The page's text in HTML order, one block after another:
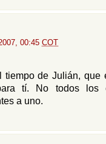
00:45 COT
tiempo de Julián, que
tí. No todos los
a uno.